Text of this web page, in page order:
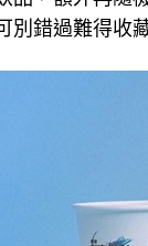
別錯過難得收